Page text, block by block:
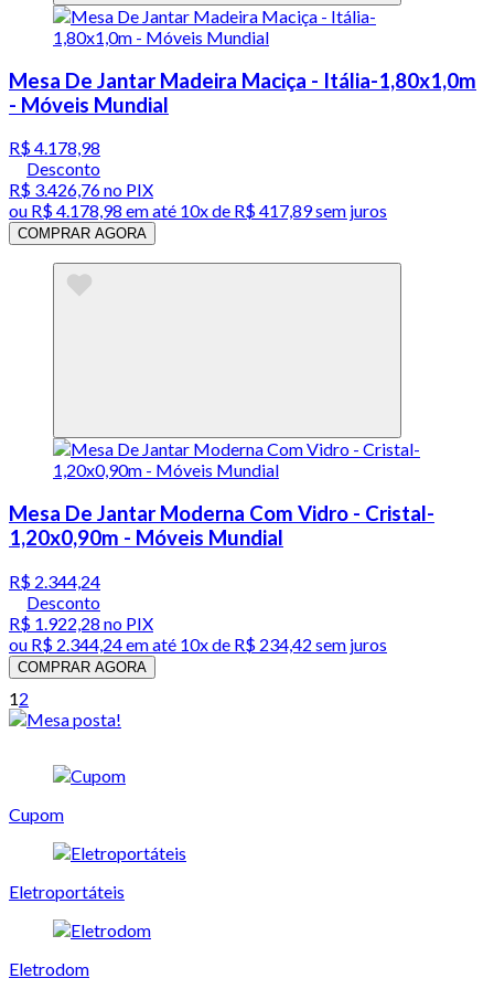
Mesa De Jantar Madeira Maciça - Itália-1,80x1,0m
- Móveis Mundial
R$ 4.178,98
Desconto
R$ 3.426,76no PIX
ou R$ 4.178,98 em até 10x de R$ 417,89 sem juros
COMPRAR AGORA
Mesa De Jantar Moderna Com Vidro - Cristal-
1,20x0,90m - Móveis Mundial
R$ 2.344,24
Desconto
R$ 1.922,28 no PIX
ou R$ 2.344,24em até 10x de R$ 234,42 sem juros
COMPRAR AGORA
12
Cupom
Eletroportáteis
Eletrodom